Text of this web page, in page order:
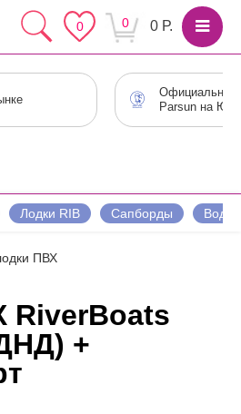
0 Р.
0
0
Официальный
Parsun на
Лодки RIB Сапборды
ПВХ
RiverBoats
+